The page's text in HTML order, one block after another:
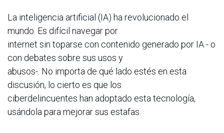
La inteligencia artificial (IA) ha revolucionado el
mundo. Es difícil navegar por
internet sin toparse con contenido generado por IA - o
con debates sobre sus usos y
abusos-. No importa de qué lado estés en esta
discusión, lo cierto es que los
ciberdelincuentes han adoptado esta tecnología,
usándola para mejorar sus estafas.